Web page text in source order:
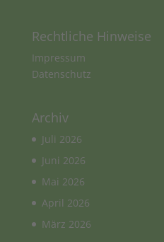
Rechtliche Hinweise
Impressum
Datenschutz
Archiv
Juli 2026
Juni 2026
Mai 2026
April 2026
März 2026